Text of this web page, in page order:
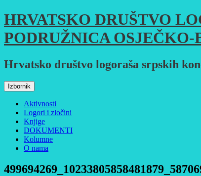
Skoči
do
sadržaja
HRVATSKO DRUŠTVO
PODRUŽNICA
Hrvatsko društvo logoraša srpskih
Izbornik
Aktivnosti
Logori i zločini
Knjige
DOKUMENTI
Kolumne
O nama